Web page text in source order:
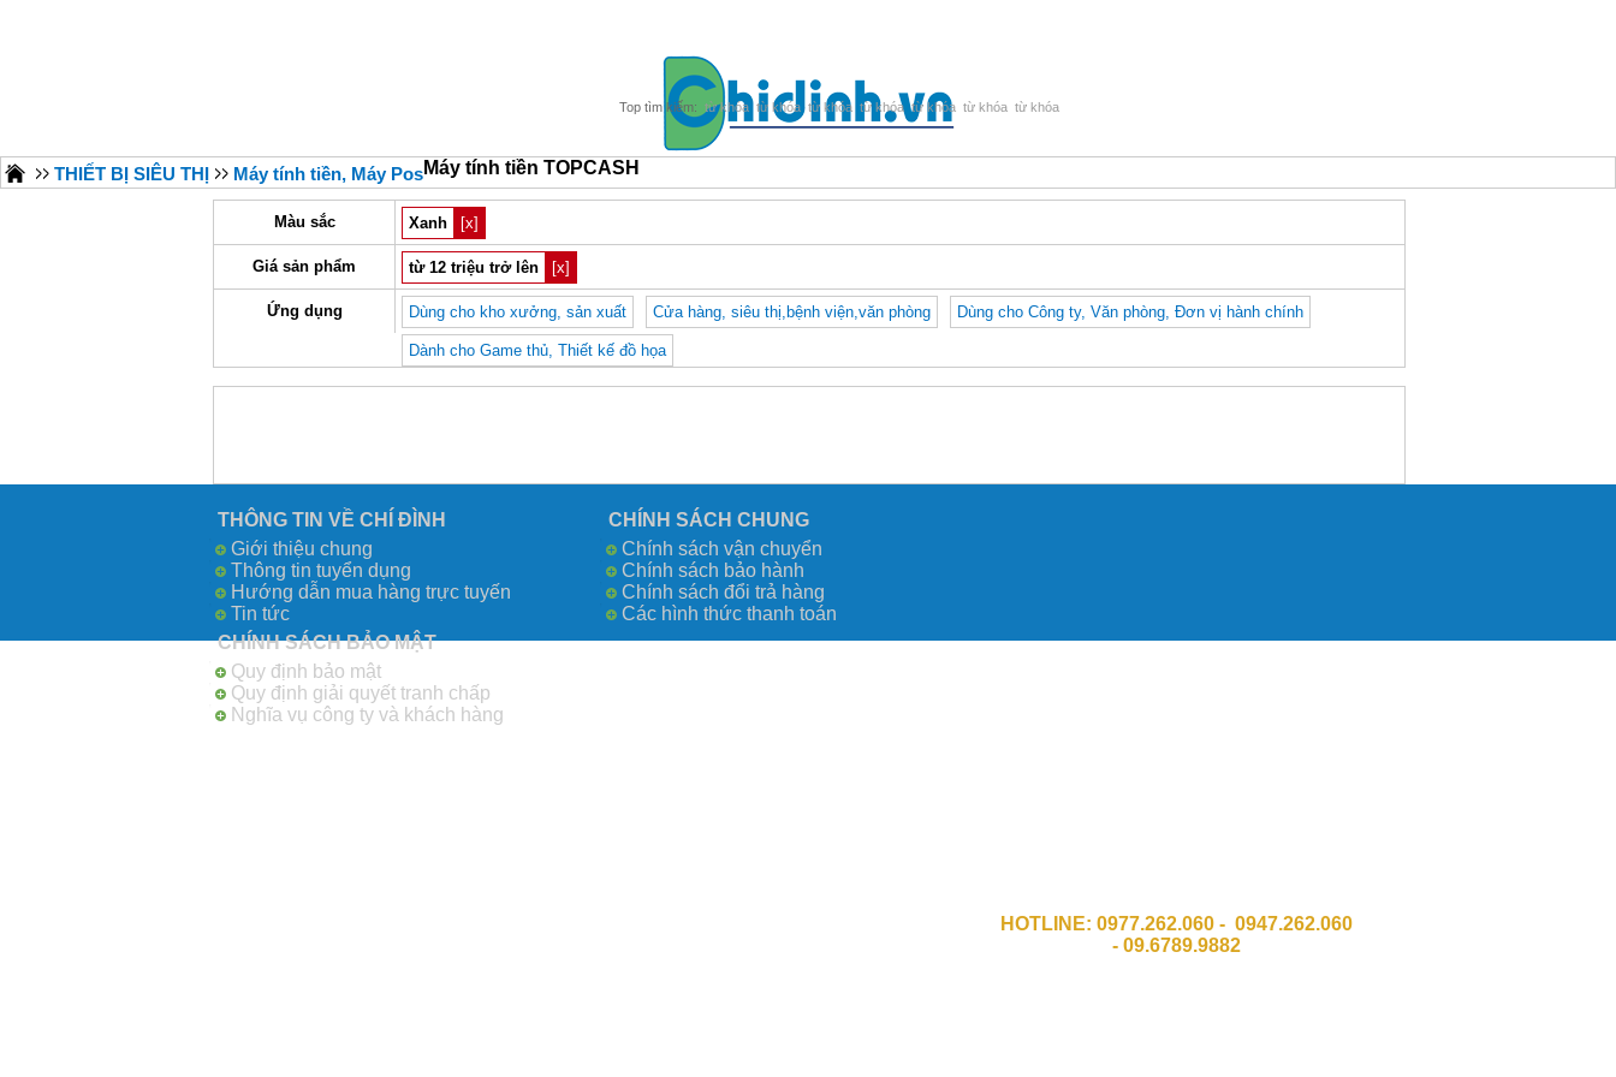
từ khóa từ khóa từ khóa từ khóa từ khóa từ khóa từ khóa
THIẾT BỊ SIÊU THỊ Máy tính tiền, Máy PosMáy tính tiền TOPCASH
Màu sắc Xanh [x]
Giá sản phẩm từ 12 triệu trở lên [x]
Ứng dụng Dùng cho kho xưởng, sản xuất Cửa hàng, siêu thị,bệnh viện,văn phòng Dùng cho Công ty, Văn phòng, Đơn vị hành chính
Dành cho Game thủ, Thiết kế đồ họa
THÔNG TIN VỀ CHÍ ĐÌNH
Giới thiệu chung
Thông tin tuyển dụng
Hướng dẫn mua hàng trực tuyến
Tin tức
CHÍNH SÁCH CHUNG
Chính sách vận chuyển
Chính sách bảo hành
Chính sách đổi trả hàng
Các hình thức thanh toán
CHÍNH SÁCH BẢO MẬT
Quy định bảo mật
Quy định giải quyết tranh chấp
Nghĩa vụ công ty và khách hàng
HOTLINE: 0977.262.060 - 0947.262.060
-09.6789.9882